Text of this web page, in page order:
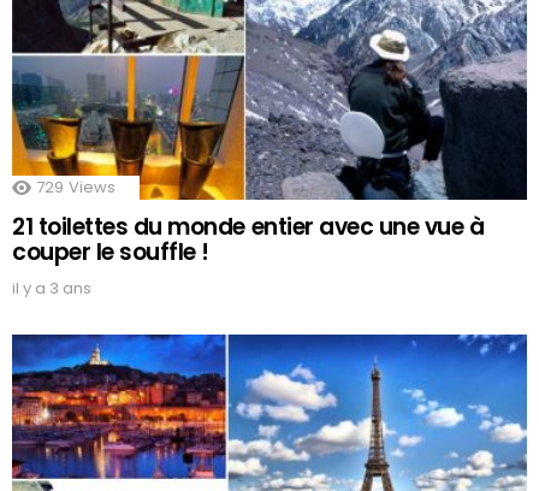
729 Views
21 toilettes du monde entier avec une vue à
couper le souffle !
il y a 3 ans